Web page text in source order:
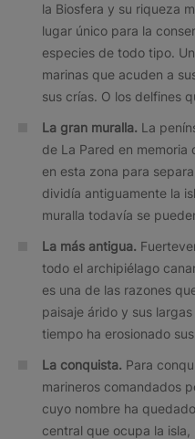
la Biosfera y su riqueza
lugar único para la
especies de todo tipo.
marinas que acuden a
sus crías. O los delfines
La gran muralla. La
de La Pared en memoria
en esta zona para
dividía antiguamente la
muralla todavía se
La más antigua.
todo el archipiélago
es una de las razones
paisaje árido y sus
tiempo ha erosionado
La conquista. Para
marineros comandados
cuyo nombre ha
central que ocupa la isla,